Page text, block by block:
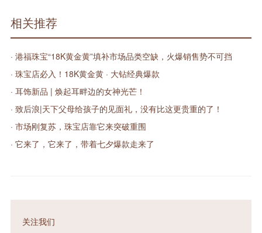
相关推荐
· 港福珠宝“18K黄金黄”填补市场品类空缺，火爆销售势不可挡
· 珠宝店必入！18K黄金黄 · 大钻经典爆款
· 耳饰新品 | 焕起耳畔边的女神光芒！
· 致后浪|天下父母给孩子的见面礼，没有比这更贵重的了！
· 市场刚复苏，珠宝店靠它来突破重围
· 它来了，它来了，带着七夕爆款走来了
关注我们